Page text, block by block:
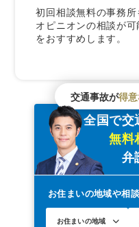
初回相談無料の事務
オピニオンの相談が
をおすすめします。
交通事故が得
全国で交
無料
弁
お住まいの地域や相